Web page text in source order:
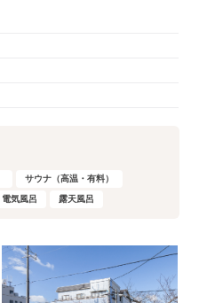
サウナ（高温・有料）
電気風呂 露天風呂